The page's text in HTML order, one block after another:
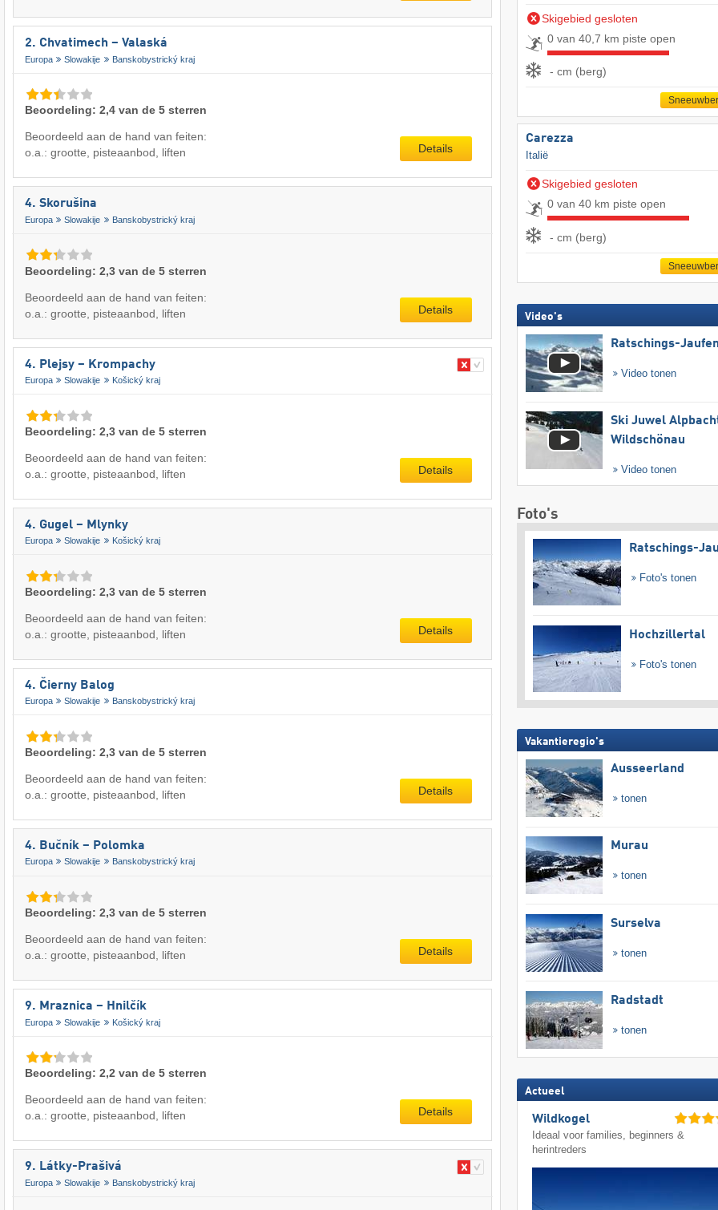
2. Chvatimech – Valaská
Europa Slowakije Banskobystrický kraj
Beoordeling: 2,4 van de 5 sterren
Beoordeeld aan de hand van feiten:
o.a.: grootte, pisteaanbod, liften
Details
4. Skorušina
Europa Slowakije Banskobystrický kraj
Beoordeling: 2,3 van de 5 sterren
Beoordeeld aan de hand van feiten:
o.a.: grootte, pisteaanbod, liften
Details
4. Plejsy – Krompachy
Europa Slowakije Košický kraj
Beoordeling: 2,3 van de 5 sterren
Beoordeeld aan de hand van feiten:
o.a.: grootte, pisteaanbod, liften
Details
4. Gugel – Mlynky
Europa Slowakije Košický kraj
Beoordeling: 2,3 van de 5 sterren
Beoordeeld aan de hand van feiten:
o.a.: grootte, pisteaanbod, liften
Details
4. Čierny Balog
Europa Slowakije Banskobystrický kraj
Beoordeling: 2,3 van de 5 sterren
Beoordeeld aan de hand van feiten:
o.a.: grootte, pisteaanbod, liften
Details
4. Bučník – Polomka
Europa Slowakije Banskobystrický kraj
Beoordeling: 2,3 van de 5 sterren
Beoordeeld aan de hand van feiten:
o.a.: grootte, pisteaanbod, liften
Details
9. Mraznica – Hnilčík
Europa Slowakije Košický kraj
Beoordeling: 2,2 van de 5 sterren
Beoordeeld aan de hand van feiten:
o.a.: grootte, pisteaanbod, liften
Details
9. Látky-Prašivá
Europa Slowakije Banskobystrický kraj
Skigebied gesloten
0 van 40,7 km piste open
- cm (berg)
Carezza
Italië
Skigebied gesloten
0 van 40 km piste open
- cm (berg)
Video's
Ratschings-
Video tonen
Ski Juwel
Wildschönau
Video tonen
Foto's
Ratschings-
Foto's tonen
Hochzillertal
Foto's tonen
Vakantieregio's
Ausseerland
tonen
Murau
tonen
Surselva
tonen
Radstadt
tonen
Actueel
Wildkogel
Ideaal voor families, beginners &
herintreders